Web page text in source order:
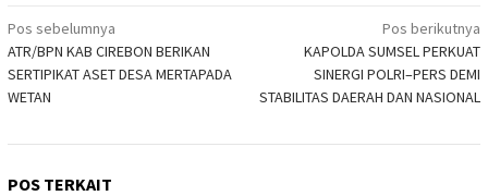
Navigasi
pos
Pos sebelumnya
ATR/BPN KAB CIREBON BERIKAN
SERTIPIKAT ASET DESA MERTAPADA
WETAN
Pos berikutnya
KAPOLDA SUMSEL PERKUAT
SINERGI POLRI–PERS DEMI
STABILITAS DAERAH DAN NASIONAL
POS TERKAIT